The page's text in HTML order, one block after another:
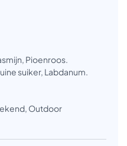
Pioenroos.
suiker, Labdanum.
Outdoor